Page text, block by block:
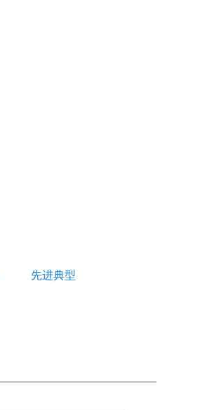
先进典型